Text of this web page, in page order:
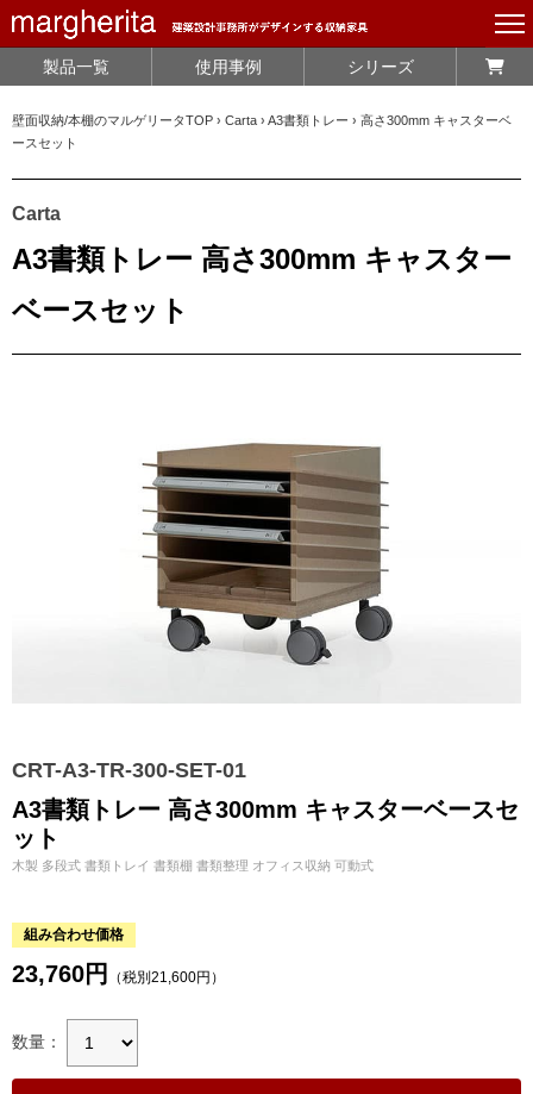
製品一覧 使用事例 シリーズ
壁面収納/本棚のマルゲリータTOP › Carta › A3書類トレー › 高さ300mm キャスターベ
ースセット
Carta
A3書類トレー 高さ300mm キャスター
ベースセット
CRT-A3-TR-300-SET-01
A3書類トレー 高さ300mm キャスターベースセ
ット
木製 多段式 書類トレイ 書類棚 書類整理 オフィス収納 可動式
組み合わせ価格
23,760円 （税別21,600円）
数量：